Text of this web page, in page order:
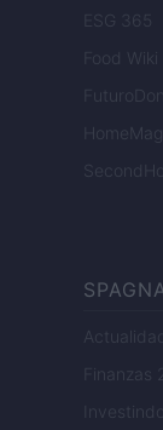
ESG 365
Food Wiki
Finanzas